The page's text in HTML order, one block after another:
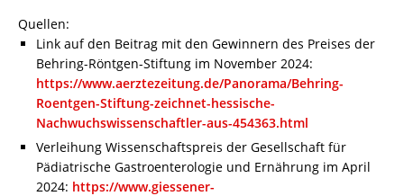
Quellen:
Link auf den Beitrag mit den Gewinnern des Preises der
Behring-Röntgen-Stiftung im November 2024:
https://www.aerztezeitung.de/Panorama/Behring-
Roentgen-Stiftung-zeichnet-hessische-
Nachwuchswissenschaftler-aus-454363.html
Verleihung Wissenschaftspreis der Gesellschaft für
Pädiatrische Gastroenterologie und Ernährung im April
2024: https://www.giessener-